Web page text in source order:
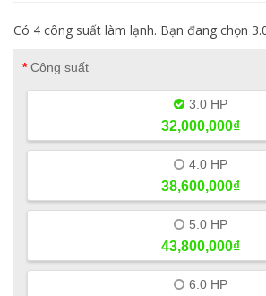
Có 4 công suất làm lạnh. Bạn đang chọn
Công suất
3.0 HP
32,000,000₫
4.0 HP
38,600,000₫
5.0 HP
43,800,000₫
6.0 HP